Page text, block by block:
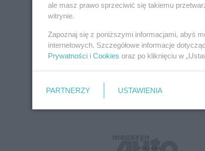
ale masz prawo sprzeciwić się takiemu
witrynie.
Zapoznaj się z poniższymi informacjami, abyś
internetowych. Szczegółowe informacje
Prywatności i Cookies oraz po kliknięciu w
PARTNERZY USTAWIENIA